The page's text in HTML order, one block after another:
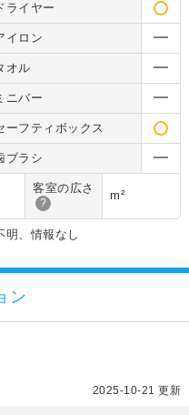
ライヤー
イロン
オル
ニバー
ーフティボックス
ブラシ
客室の広さ
?
m²
、情報なし
ン
2025-10-21 更新